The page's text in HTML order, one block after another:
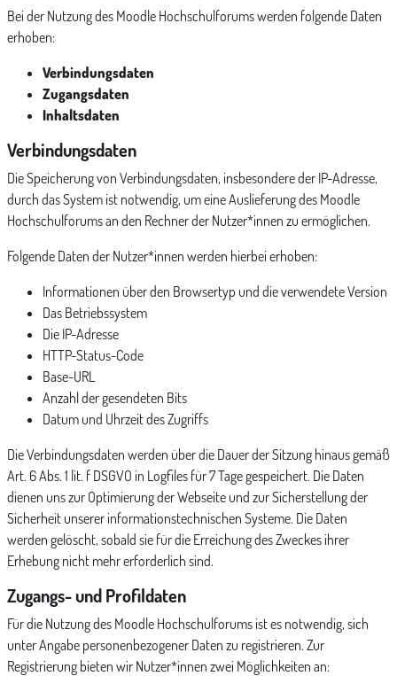
Bei der Nutzung des Moodle Hochschulforums werden folgende Daten
erhoben:
Verbindungsdaten
Zugangsdaten
Inhaltsdaten
Verbindungsdaten
Die Speicherung von Verbindungsdaten, insbesondere der IP-Adresse,
durch das System ist notwendig, um eine Auslieferung des Moodle
Hochschulforums an den Rechner der Nutzer*innen zu ermöglichen.
Folgende Daten der Nutzer*innen werden hierbei erhoben:
Informationen über den Browsertyp und die verwendete Version
Das Betriebssystem
Die IP-Adresse
HTTP-Status-Code
Base-URL
Anzahl der gesendeten Bits
Datum und Uhrzeit des Zugriffs
Die Verbindungsdaten werden über die Dauer der Sitzung hinaus gemäß
Art. 6 Abs. 1 lit. f DSGVO in Logfiles für 7 Tage gespeichert. Die Daten
dienen uns zur Optimierung der Webseite und zur Sicherstellung der
Sicherheit unserer informationstechnischen Systeme. Die Daten
werden gelöscht, sobald sie für die Erreichung des Zweckes ihrer
Erhebung nicht mehr erforderlich sind.
Zugangs- und Profildaten
Für die Nutzung des Moodle Hochschulforums ist es notwendig, sich
unter Angabe personenbezogener Daten zu registrieren. Zur
Registrierung bieten wir Nutzer*innen zwei Möglichkeiten an: